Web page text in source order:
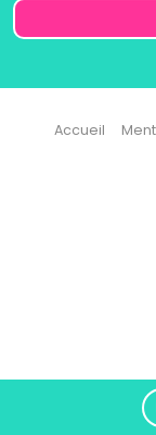
Accueil